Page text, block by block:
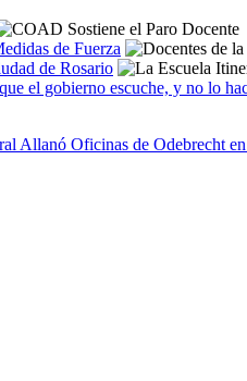
de Fuerza
de Rosario
el gobierno escuche, y no lo
Allanó Oficinas de Odebrecht